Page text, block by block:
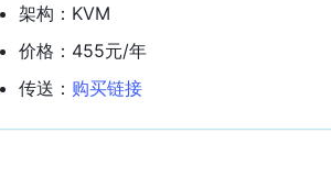
架构：KVM
价格：455元/年
传送： 购买链接